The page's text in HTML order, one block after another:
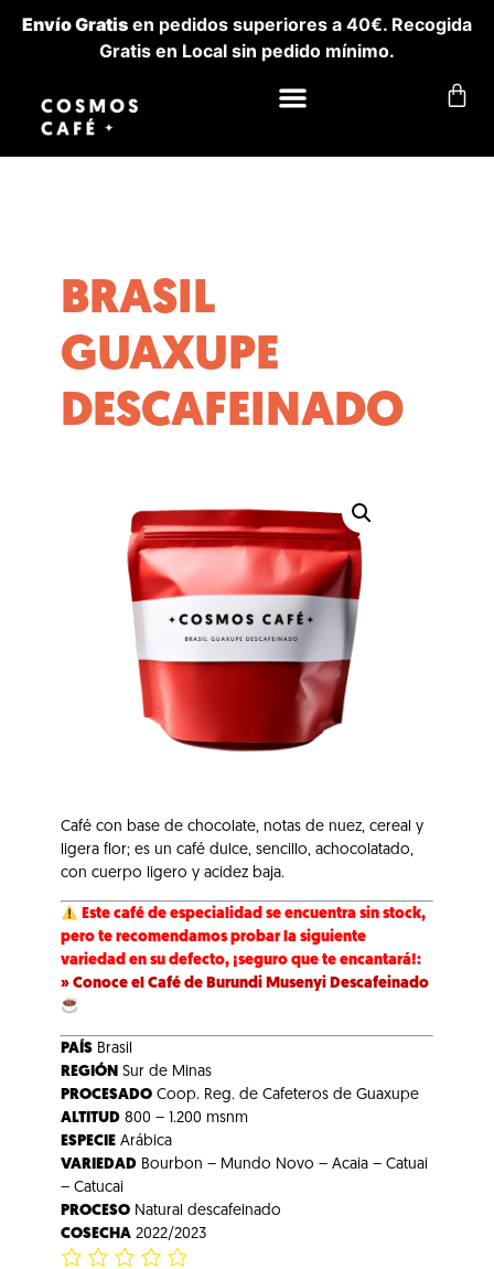
Envío Gratis en pedidos superiores a 40€. Recogida
Gratis en Local sin pedido mínimo.
BRASIL
GUAXUPE
DESCAFEINADO
Café con base de chocolate, notas de nuez, cereal y
ligera flor; es un café dulce, sencillo, achocolatado,
con cuerpo ligero y acidez baja.
Este café de especialidad se encuentra sin stock,
pero te recomendamos probar la siguiente
variedad en su defecto, ¡seguro que te encantará!:
» Conoce el Café de Burundi Musenyi Descafeinado
PAÍS Brasil
REGIÓN Sur de Minas
PROCESADO Coop. Reg. de Cafeteros de Guaxupe
ALTITUD 800 – 1.200 msnm
ESPECIE Arábica
VARIEDAD Bourbon – Mundo Novo – Acaia – Catuai
– Catucai
PROCESO Natural descafeinado
COSECHA 2022/2023